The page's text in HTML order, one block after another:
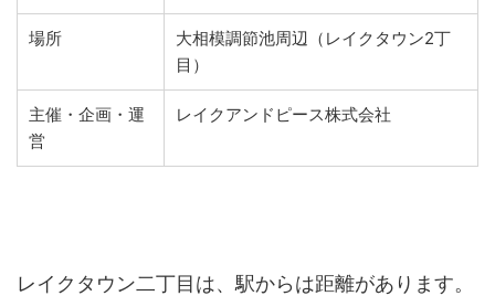
場所
大相模調節池周辺（レイクタウン2丁
目）
主催・企画・運
営
レイクアンドピース株式会社
レイクタウン二丁目は、駅からは距離があります。